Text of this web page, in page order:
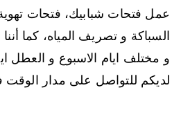
عمل فتحات شبابيك، فتحات
السباكة و تصريف المياه، كما
و مختلف ايام الاسبوع و العطل
لديكم للتواصل على مدار الوقت